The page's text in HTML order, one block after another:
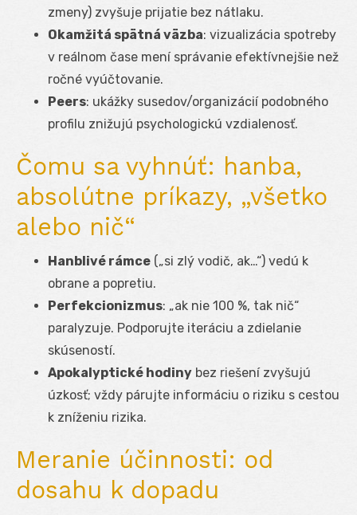
zmeny) zvyšuje prijatie bez nátlaku.
Okamžitá spätná väzba: vizualizácia spotreby
v reálnom čase mení správanie efektívnejšie než
ročné vyúčtovanie.
Peers: ukážky susedov/organizácií podobného
profilu znižujú psychologickú vzdialenosť.
Čomu sa vyhnúť: hanba,
absolútne príkazy, „všetko
alebo nič“
Hanblivé rámce („si zlý vodič, ak…“) vedú k
obrane a popretiu.
Perfekcionizmus: „ak nie 100 %, tak nič“
paralyzuje. Podporujte iteráciu a zdielanie
skúseností.
Apokalyptické hodiny bez riešení zvyšujú
úzkosť; vždy párujte informáciu o riziku s cestou
k zníženiu rizika.
Meranie účinnosti: od
dosahu k dopadu